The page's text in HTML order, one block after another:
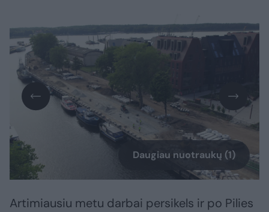
Daugiau nuotraukų (1)
Artimiausiu metu darbai persikels ir po Pilies